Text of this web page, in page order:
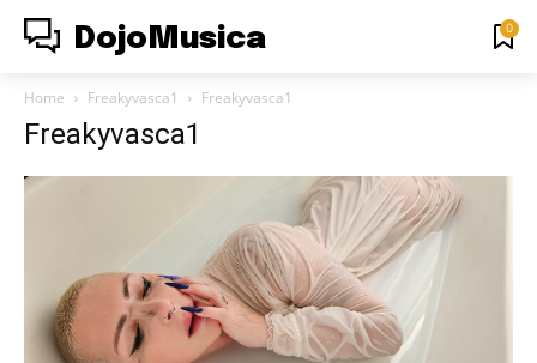
DojoMusica 0
Home Freakyvasca1 Freakyvasca1
Freakyvasca1